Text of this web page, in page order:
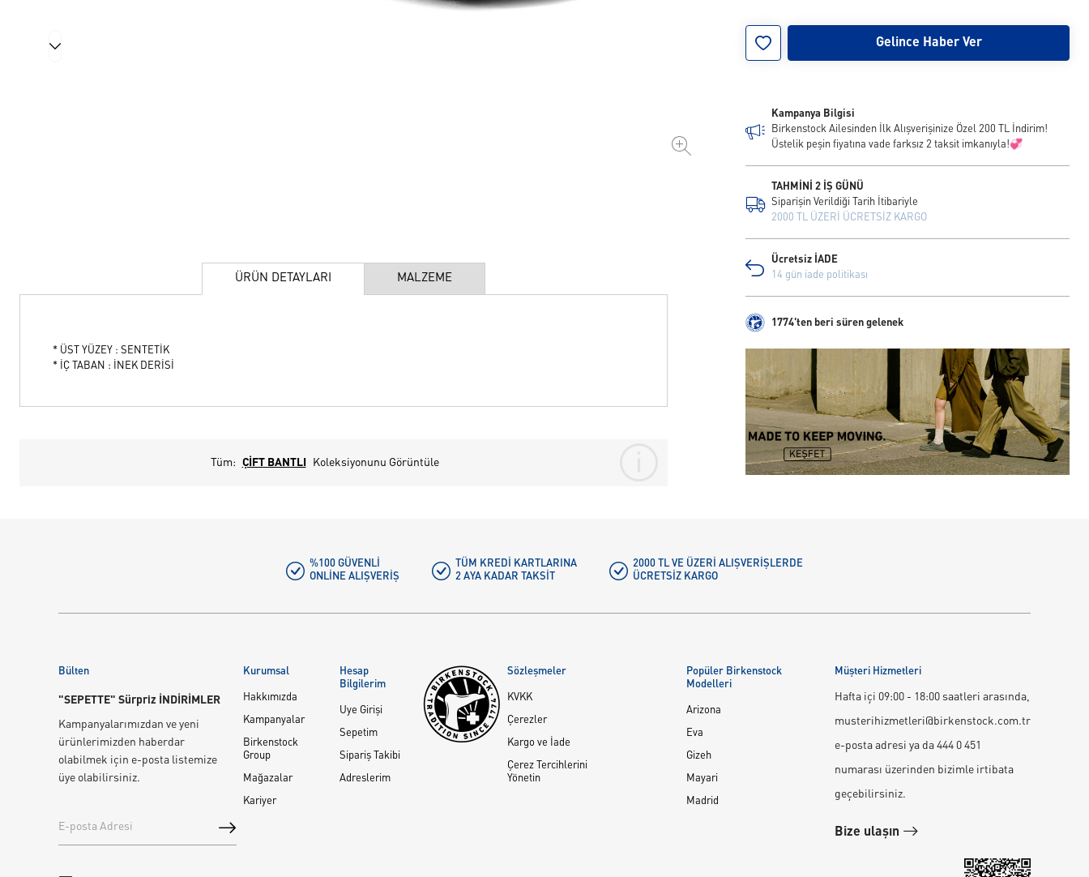
ÜRÜN DETAYLARI MALZEME
* ÜST YÜZEY : SENTETİK
* İÇ TABAN : İNEK DERİSİ
Tüm: ÇİFT BANTLI Koleksiyonunu Görüntüle
32
Gelince Haber Ver
Kampanya Bilgisi
Birkenstock Ailesinden İlk Alışverişinize Özel 200 TL İndirim!
Üstelik peşin fiyatına vade farksız 2 taksit imkanıyla!💞
TAHMİNİ 2 İŞ GÜNÜ
Siparişin Verildiği Tarih İtibariyle
2000 TL ÜZERİ ÜCRETSİZ KARGO
Ücretsiz İADE
14 gün iade politikası
1774'ten beri süren gelenek
%100 GÜVENLI
ONLINE ALIŞVERIŞ
TÜM KREDI KARTLARINA
2 AYA KADAR TAKSIT
2000 TL VE ÜZERİ ALIŞVERİŞLERDE
ÜCRETSIZ KARGO
Bülten
"SEPETTE" Sürpriz İNDİRİMLER
Kampanyalarımızdan ve yeni
ürünlerimizden haberdar
olabilmek için e-posta listemize
üye olabilirsiniz.
Kurumsal
Hakkımızda
Kampanyalar
Birkenstock
Group
Mağazalar
Kariyer
Hesap
Bilgilerim
Üye Girişi
Sepetim
Sipariş Takibi
Adreslerim
Sözleşmeler
KVKK
Çerezler
Kargo ve İade
Çerez Tercihlerini
Yönetin
Popüler Birkenstock
Modelleri
Arizona
Eva
Gizeh
Mayari
Madrid
Müşteri Hizmetleri
Hafta içi 09:00 - 18:00 saatleri arasında,
musterihizmetleri@birkenstock.com.tr
e-posta adresi ya da 444 0 451
numarası üzerinden bizimle irtibata
geçebilirsiniz.
Bize ulaşın